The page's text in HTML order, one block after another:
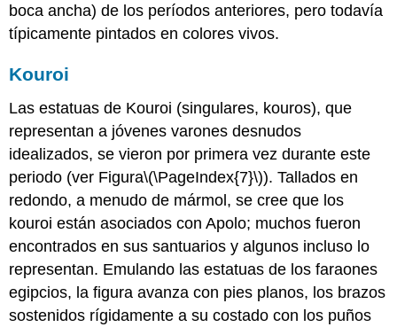
boca ancha) de los períodos anteriores, pero todavía
típicamente pintados en colores vivos.
Kouroi
Las estatuas de Kouroi (singulares, kouros), que
representan a jóvenes varones desnudos
idealizados, se vieron por primera vez durante este
periodo (ver Figura\(\PageIndex{7}\)). Tallados en
redondo, a menudo de mármol, se cree que los
kouroi están asociados con Apolo; muchos fueron
encontrados en sus santuarios y algunos incluso lo
representan. Emulando las estatuas de los faraones
egipcios, la figura avanza con pies planos, los brazos
sostenidos rígidamente a su costado con los puños